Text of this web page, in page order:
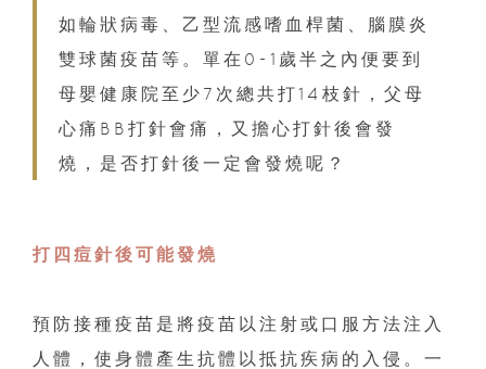
如輪狀病毒、乙型流感嗜血桿菌、腦膜炎
雙球菌疫苗等。單在0-1歲半之內便要到
母嬰健康院至少7次總共打14枝針，父母
心痛BB打針會痛，又擔心打針後會發
燒，是否打針後一定會發燒呢？
打四痘針後可能發燒
預防接種疫苗是將疫苗以注射或口服方法注入
人體，使身體產生抗體以抵抗疾病的入侵。一